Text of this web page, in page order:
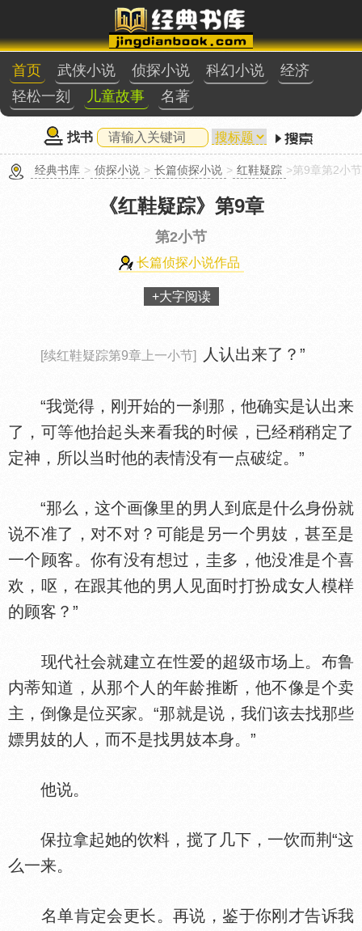
首页 武侠小说 侦探小说 科幻小说
经济
轻松一刻
儿童故事 名著
找书
经典书库 > 侦探小说 > 长篇侦探小说 > 红鞋疑踪 >第9章第2小节
《红鞋疑踪》 第9章
第2小节
长篇侦探小说作品
+大字阅读
[续红鞋疑踪第9章上一小节] 人认出来了？”
“我觉得，刚开始的一刹那，他确实是认出来
了，可等他抬起头来看我的时候，已经稍稍定了
定神，所以当时他的表情没有一点破绽。”
“那么，这个画像里的男人到底是什么身份就
说不准了，对不对？可能是另一个男妓，甚至是
一个顾客。你有没有想过，圭多，他没准是个喜
欢，呕，在跟其他的男人见面时打扮成女人模样
的顾客？”
现代社会就建立在
爱的超级市场上。布鲁
内蒂知道，从那个人的年龄推断，他不像是个卖
主，倒像是位买家。“那就是说，我们该去找那些
嫖男妓的人，而不是找男妓本身。”
他说。
保拉拿起她的饮料，搅了几下，一饮而荆“这
么一来。
名单肯定会更长。再说，鉴于你刚才告诉我